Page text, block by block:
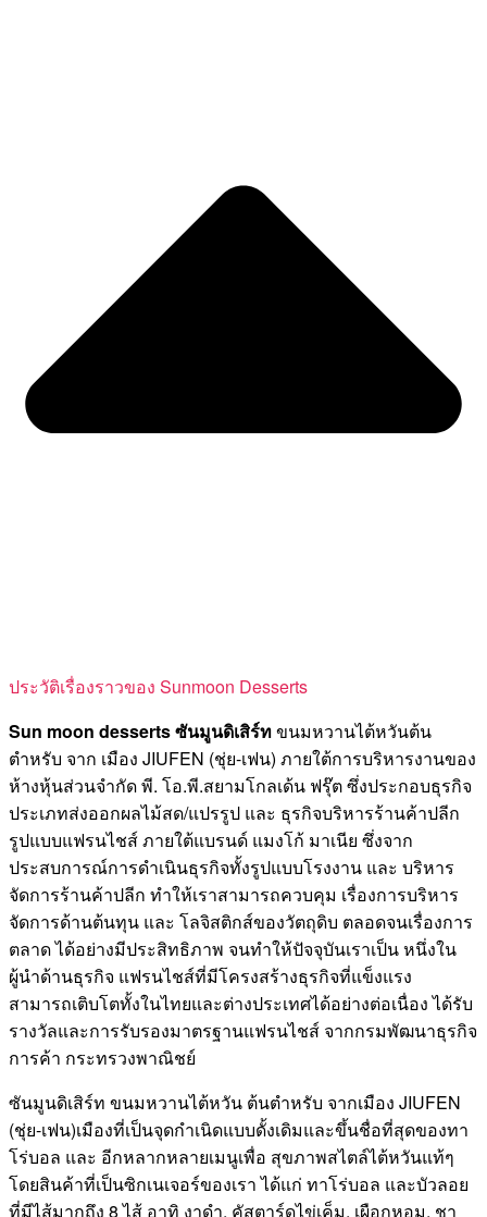
ประวัติเรื่องราวของ Sunmoon Desserts
Sun moon dessertsซันมูนดิเสิร์ทขนมหวานไต้หวันต้น
ตำหรับ จาก เมือง JIUFEN (ชุ่ย-เฟน) ภายใต้การบริหารงานของ
ห้างหุ้นส่วนจำกัด พี. โอ.พี.สยามโกลเด้น ฟรุ๊ต ซึ่งประกอบธุรกิจ
ประเภทส่งออกผลไม้สด/แปรรูป และ ธุรกิจบริหารร้านค้าปลีก
รูปแบบแฟรนไชส์ ภายใต้แบรนด์ แมงโก้ มาเนีย ซึ่งจาก
ประสบการณ์การดำเนินธุรกิจทั้งรูปแบบโรงงาน และ บริหาร
จัดการร้านค้าปลีก ทำให้เราสามารถควบคุม เรื่องการบริหาร
จัดการด้านต้นทุน และ โลจิสติกส์ของวัตถุดิบ ตลอดจนเรื่องการ
ตลาด ได้อย่างมีประสิทธิภาพ จนทำให้ปัจจุบันเราเป็น หนึ่งใน
ผู้นำด้านธุรกิจ แฟรนไชส์ที่มีโครงสร้างธุรกิจที่แข็งแรง
สามารถเติบโตทั้งในไทยและต่างประเทศได้อย่างต่อเนื่อง ได้รับ
รางวัลและการรับรองมาตรฐานแฟรนไชส์ จากกรมพัฒนาธุรกิจ
การค้า กระทรวงพาณิชย์
ซันมูนดิเสิร์ท ขนมหวานไต้หวัน ต้นตำหรับ จากเมือง JIUFEN
(ชุ่ย-เฟน)เมืองที่เป็นจุดกำเนิดแบบดั้งเดิมและขึ้นชื่อที่สุดของทา
โร่บอล และ อีกหลากหลายเมนูเพื่อ สุขภาพสไตล์ไต้หวันแท้ๆ
โดยสินค้าที่เป็นซิกเนเจอร์ของเรา ได้แก่ ทาโร่บอล และบัวลอย
ที่มีไส้มากถึง 8 ไส้ อาทิ งาดำ, คัสตาร์ดไข่เค็ม, เผือกหอม, ชา